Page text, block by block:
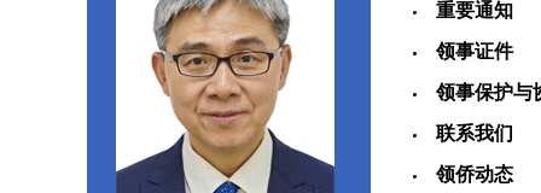
重要通知
领事证件
领事保护与
联系我们
领侨动态